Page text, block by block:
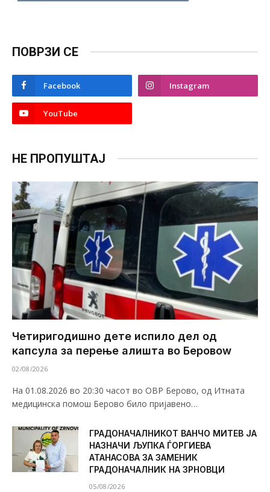
ПОВРЗИ СЕ
Facebook Instagram
YouTube
НЕ ПРОПУШТАЈ
Четиригодишно дете испило дел од
капсула за перење алишта во Беровоw
02/08/2026
На 01.08.2026 во 20:30 часот во ОВР Берово, од Итната
медицинска помош Берово било пријавено…
ГРАДОНАЧАЛНИКОТ ВАНЧО МИТЕВ ЈА
НАЗНАЧИ ЉУПКА ЃОРГИЕВА
АТАНАСОВА ЗА ЗАМЕНИК
ГРАДОНАЧАЛНИК НА ЗРНОВЦИ
05/08/2026